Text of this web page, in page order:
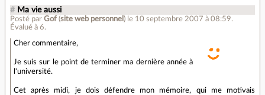
# Ma vie aussi
Posté par Gof (site web personnel ) le 10 septembre 2007 à 08:59.
Évalué à 6.
Cher commentaire,
Je suis sur le point de terminer ma dernière année à
l'université.
Cet après midi, je dois défendre mon mémoire, qui me motivais